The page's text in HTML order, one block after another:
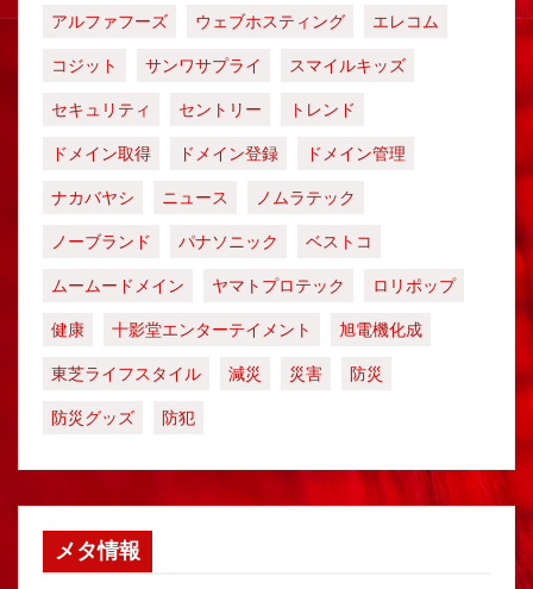
アルファフーズ ウェブホスティング
エレコム
コジット
サンワサプライ
スマイルキッズ
セキュリティ
セントリー
トレンド
ドメイン取得
ドメイン登録
ドメイン管理
ナカバヤシ
ニュース
ノムラテック
ノーブランド
パナソニック
ベストコ
ムームードメイン
ヤマトプロテック
ロリポップ
健康
十影堂エンターテイメント
旭電機化成
東芝ライフスタイル
減災 災害
防災
防災グッズ
防犯
メタ情報